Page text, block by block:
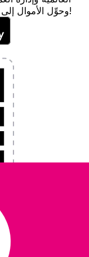
وحوِّل الأموال إلى الخارج بدون رسوم خفية. قم بالتحميل اليوم!